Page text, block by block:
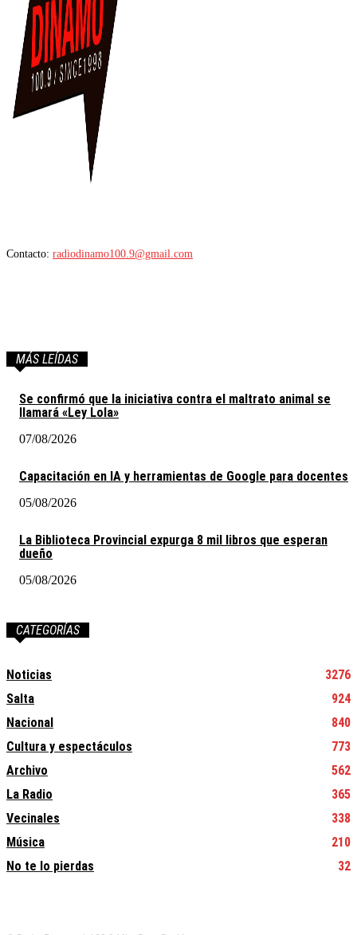
Contacto: radiodinamo100.9@gmail.com
MÁS LEÍDAS
Se confirmó que la iniciativa contra el maltrato animal se
llamará «Ley Lola»
07/08/2026
Capacitación en IA y herramientas de Google para docentes
05/08/2026
La Biblioteca Provincial expurga 8 mil libros que esperan
dueño
05/08/2026
CATEGORÍAS
Noticias
3276
Salta
924
Nacional
840
Cultura y espectáculos
773
Archivo
562
La Radio
365
Vecinales
338
Música
210
No te lo pierdas
32